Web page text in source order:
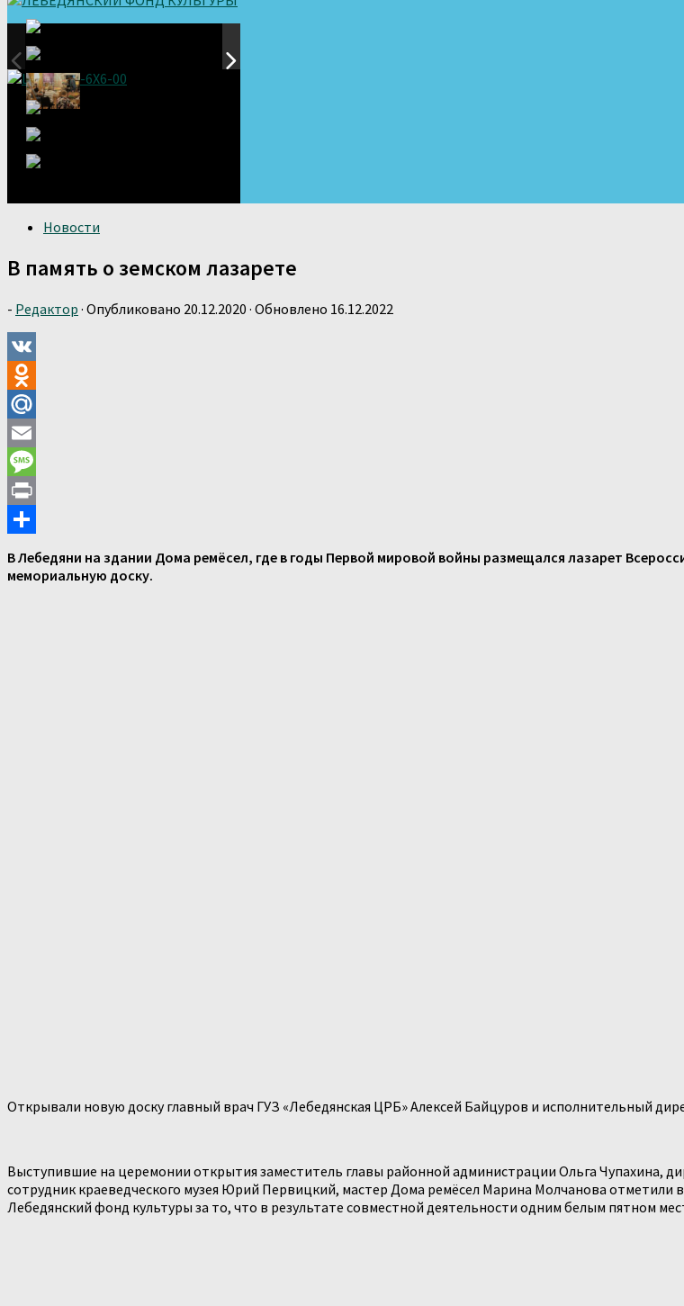
Новости
В память о земском лазарете
- Редактор · Опубликовано 20.12.2020 · Обновлено 16.12.2022
VK
Odnoklassniki
Mail.Ru
Email
Message
Print
Отправить
В Лебедяни на здании Дома ремёсел, где в годы Первой мировой войны размещался лазарет
мемориальную доску.
Открывали новую доску главный врач ГУЗ «Лебедянская ЦРБ» Алексей Байцуров и исполнительный
Выступившие на церемонии открытия заместитель главы районной администрации Ольга Чупахина,
сотрудник краеведческого музея Юрий Первицкий, мастер Дома ремёсел Марина Молчанова отметили
Лебедянский фонд культуры за то, что в результате совместной деятельности одним белым пятном